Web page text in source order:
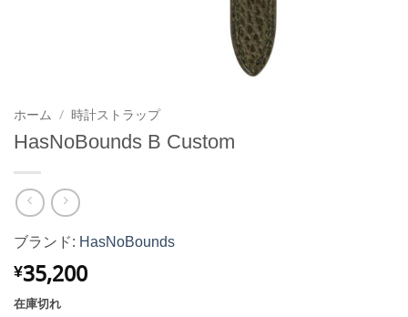
ホーム / 時計ストラップ
HasNoBounds B Custom
ブランド: HasNoBounds
¥35,200
在庫切れ